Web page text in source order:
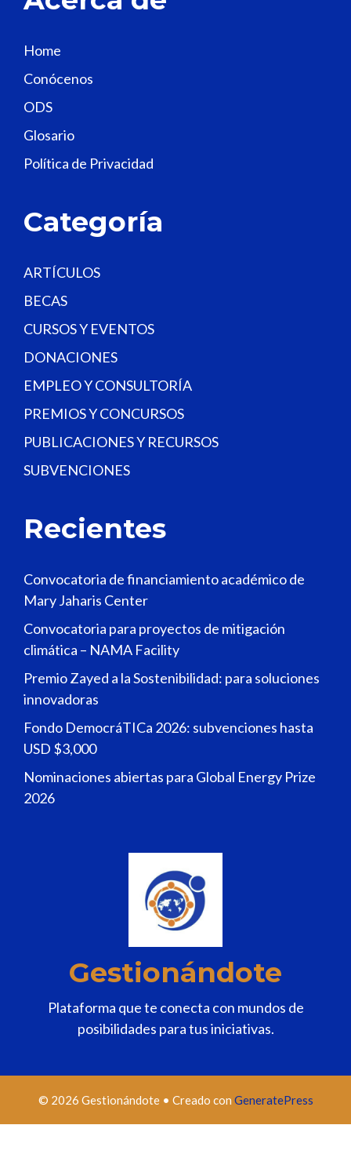
f
i
e
d
b
n
.
Home
Conócenos
ODS
Glosario
Política de Privacidad
Categoría
ARTÍCULOS
BECAS
CURSOS Y EVENTOS
DONACIONES
EMPLEO Y CONSULTORÍA
PREMIOS Y CONCURSOS
PUBLICACIONES Y RECURSOS
SUBVENCIONES
Recientes
Convocatoria de financiamiento académico de
Mary Jaharis Center
Convocatoria para proyectos de mitigación
climática – NAMA Facility
Premio Zayed a la Sostenibilidad: para soluciones
innovadoras
Fondo DemocráTICa 2026: subvenciones hasta
USD $3,000
Nominaciones abiertas para Global Energy Prize
2026
Gestionándote
Plataforma que te conecta con mundos de
posibilidades para tus iniciativas.
© 2026 Gestionándote• Creado con GeneratePress